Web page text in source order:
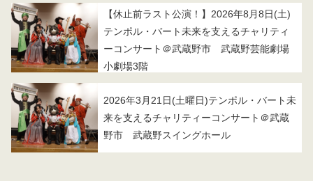
【休止前ラスト公演！】2026年8月8日(土)
テンポル・バート未来を支えるチャリティ
ーコンサート＠武蔵野市 武蔵野芸能劇場
小劇場3階
2026年3月21日(土曜日)テンポル・バート未
来を支えるチャリティーコンサート＠武蔵
野市 武蔵野スイングホール